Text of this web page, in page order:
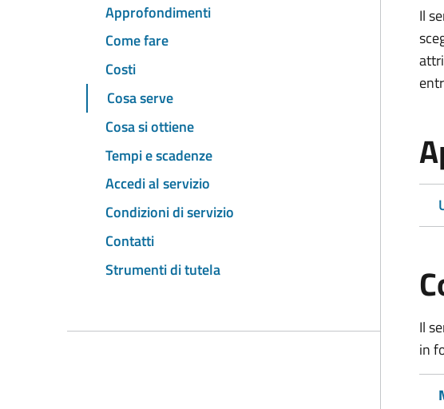
Approfondimenti
Come fare
Costi
Cosa serve
Cosa si ottiene
Tempi e scadenze
Accedi al servizio
Condizioni di servizio
Contatti
Strumenti di tutela
Il
Il
in